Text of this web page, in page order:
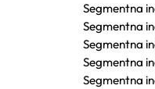
Segmentna
Segmentna
Segmentna
Segmentna
Segmentna